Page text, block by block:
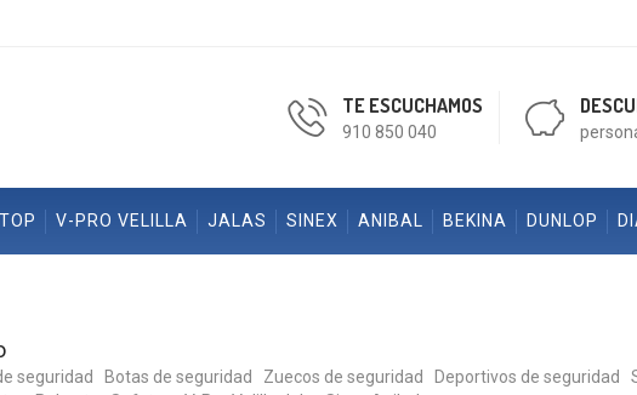
TE ESCUCHAMOS
910 850 040
V-PRO VELILLA JALAS SINEX ANIBAL BEKINA DUNLOP
seguridad Botas de seguridad Zuecos de seguridad Deportivos de seguridad